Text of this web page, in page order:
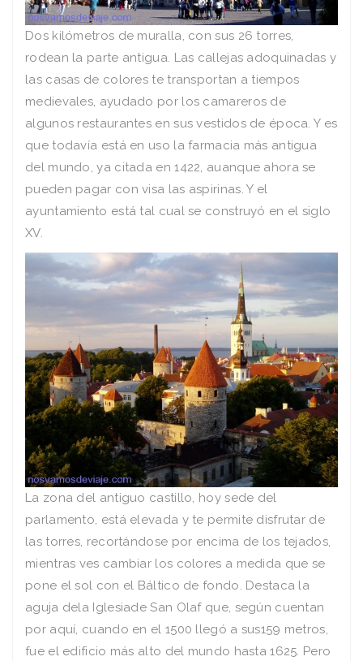
Dos kilómetros de muralla, con sus 26 torres,
rodean la parte antigua. Las callejas adoquinadas y
las casas de colores te transportan a tiempos
medievales, ayudado por los camareros de
algunos restaurantes en sus vestidos de época. Y es
que todaví­a está en uso la farmacia más antigua
del mundo, ya citada en 1422, auanque ahora se
pueden pagar con visa las aspirinas. Y el
ayuntamiento está tal cual se construyó en el siglo
XV.
La zona del antiguo castillo, hoy sede del
parlamento, está elevada y te permite disfrutar de
las torres, recortándose por encima de los tejados,
mientras ves cambiar los colores a medida que se
pone el sol con el Báltico de fondo. Destaca la
aguja dela Iglesiade San Olaf que, según cuentan
por aquí­, cuando en el 1500 llegó a sus159 metros,
fue el edificio más alto del mundo hasta 1625. Pero